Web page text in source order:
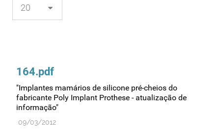
Controlo de qualidade
Cosméticos
Dispensa
Dispositivos médicos
164.pdf
"Implantes mamários de silicone pré-cheios do
fabricante Poly Implant Prothese - atualização de
informação"
09/03/2012